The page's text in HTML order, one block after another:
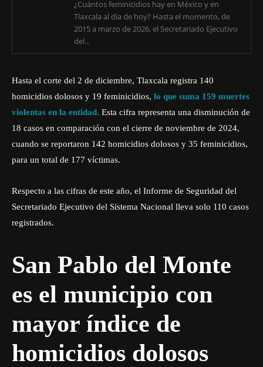
¿Cuántos feminicidios hay en México y en
Tlaxcala al día de hoy? Hasta el momento, de
2015 a marzo de 2026, el Secretariado Ejecutivo
del...
Hasta el corte del 2 de diciembre, Tlaxcala registra 140
homicidios dolosos y 19 feminicidios, lo que suma 159 muertes
violentas en la entidad. Esta cifra representa una disminución de
18 casos en comparación con el cierre de noviembre de 2024,
cuando se reportaron 142 homicidios dolosos y 35 feminicidios,
para un total de 177 víctimas.
Respecto a las cifras de este año, el Informe de Seguridad del
Secretariado Ejecutivo del Sistema Nacional lleva solo 110 casos
registrados.
San Pablo del Monte
es el municipio con
mayor índice de
homicidios dolosos